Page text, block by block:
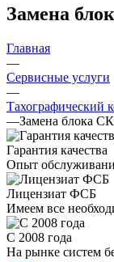
Замена
Главная
—
Сервисные услуги
—
Тахографический
—Замена блока
Гарантия качества
Опыт
Лицензиат ФСБ
Имеем все
С 2008 года
На рынке систем